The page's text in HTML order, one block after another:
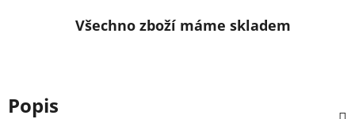
Všechno zboží máme skladem
Popis